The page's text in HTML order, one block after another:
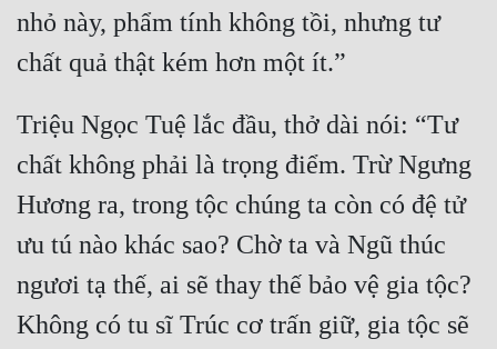
Tu Chân
Tu Tiên
Tội Phạm
Vô Địch
Võ Hiệp
Võng Du
Xuyên Không
Xuyên Nhanh
nhỏ này, phẩm tính không tồi, nhưng tư
Triệu Ngọc Tuệ lắc đầu, thở dài nói: “Tư
chất không phải là trọng điểm. Trừ Ngưng
Hương ra, trong tộc chúng ta còn có đệ tử
ưu tú nào khác sao? Chờ ta và Ngũ thúc
ngươi tạ thế, ai sẽ thay thế bảo vệ gia tộc?
Không có tu sĩ Trúc cơ trấn giữ, gia tộc sẽ